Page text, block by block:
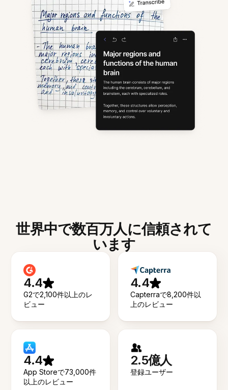
世界中で数百万人に信頼されて
います
4.4
G2で2,100件以上のレ
ビュー
4.4
Capterraで8,200件以
上のレビュー
4.4
App Storeで73,000件
以上のレビュー
2.5億人
登録ユーザー